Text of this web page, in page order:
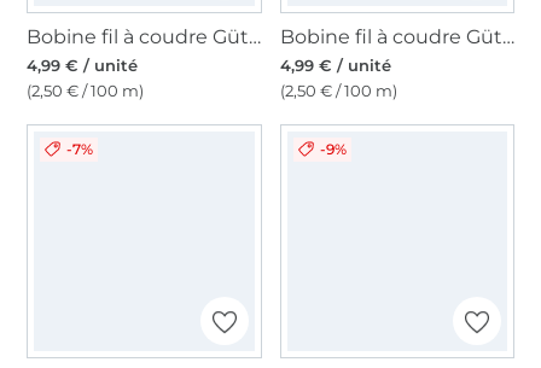
Bobine fil à coudre Gütermann 200m polyester, (011) bleu foncé
4,99 € / unité
(2,50 € / 100 m)
Bobine fil à coudre Gütermann 200m polyester, (910) bordeaux
4,99 € / unité
(2,50 € / 100 m)
-7% -9%